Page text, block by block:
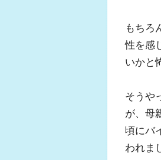
もちろ
性を感
いかと
そうや
が、母
頃にバ
われま